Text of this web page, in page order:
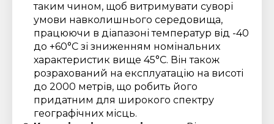
таким чином, щоб витримувати суворі
умови навколишнього середовища,
працюючи в діапазоні температур від -40
до +60°C зі зниженням номінальних
характеристик вище 45°C. Він також
розрахований на експлуатацію на висоті
до 2000 метрів, що робить його
придатним для широкого спектру
географічних місць.